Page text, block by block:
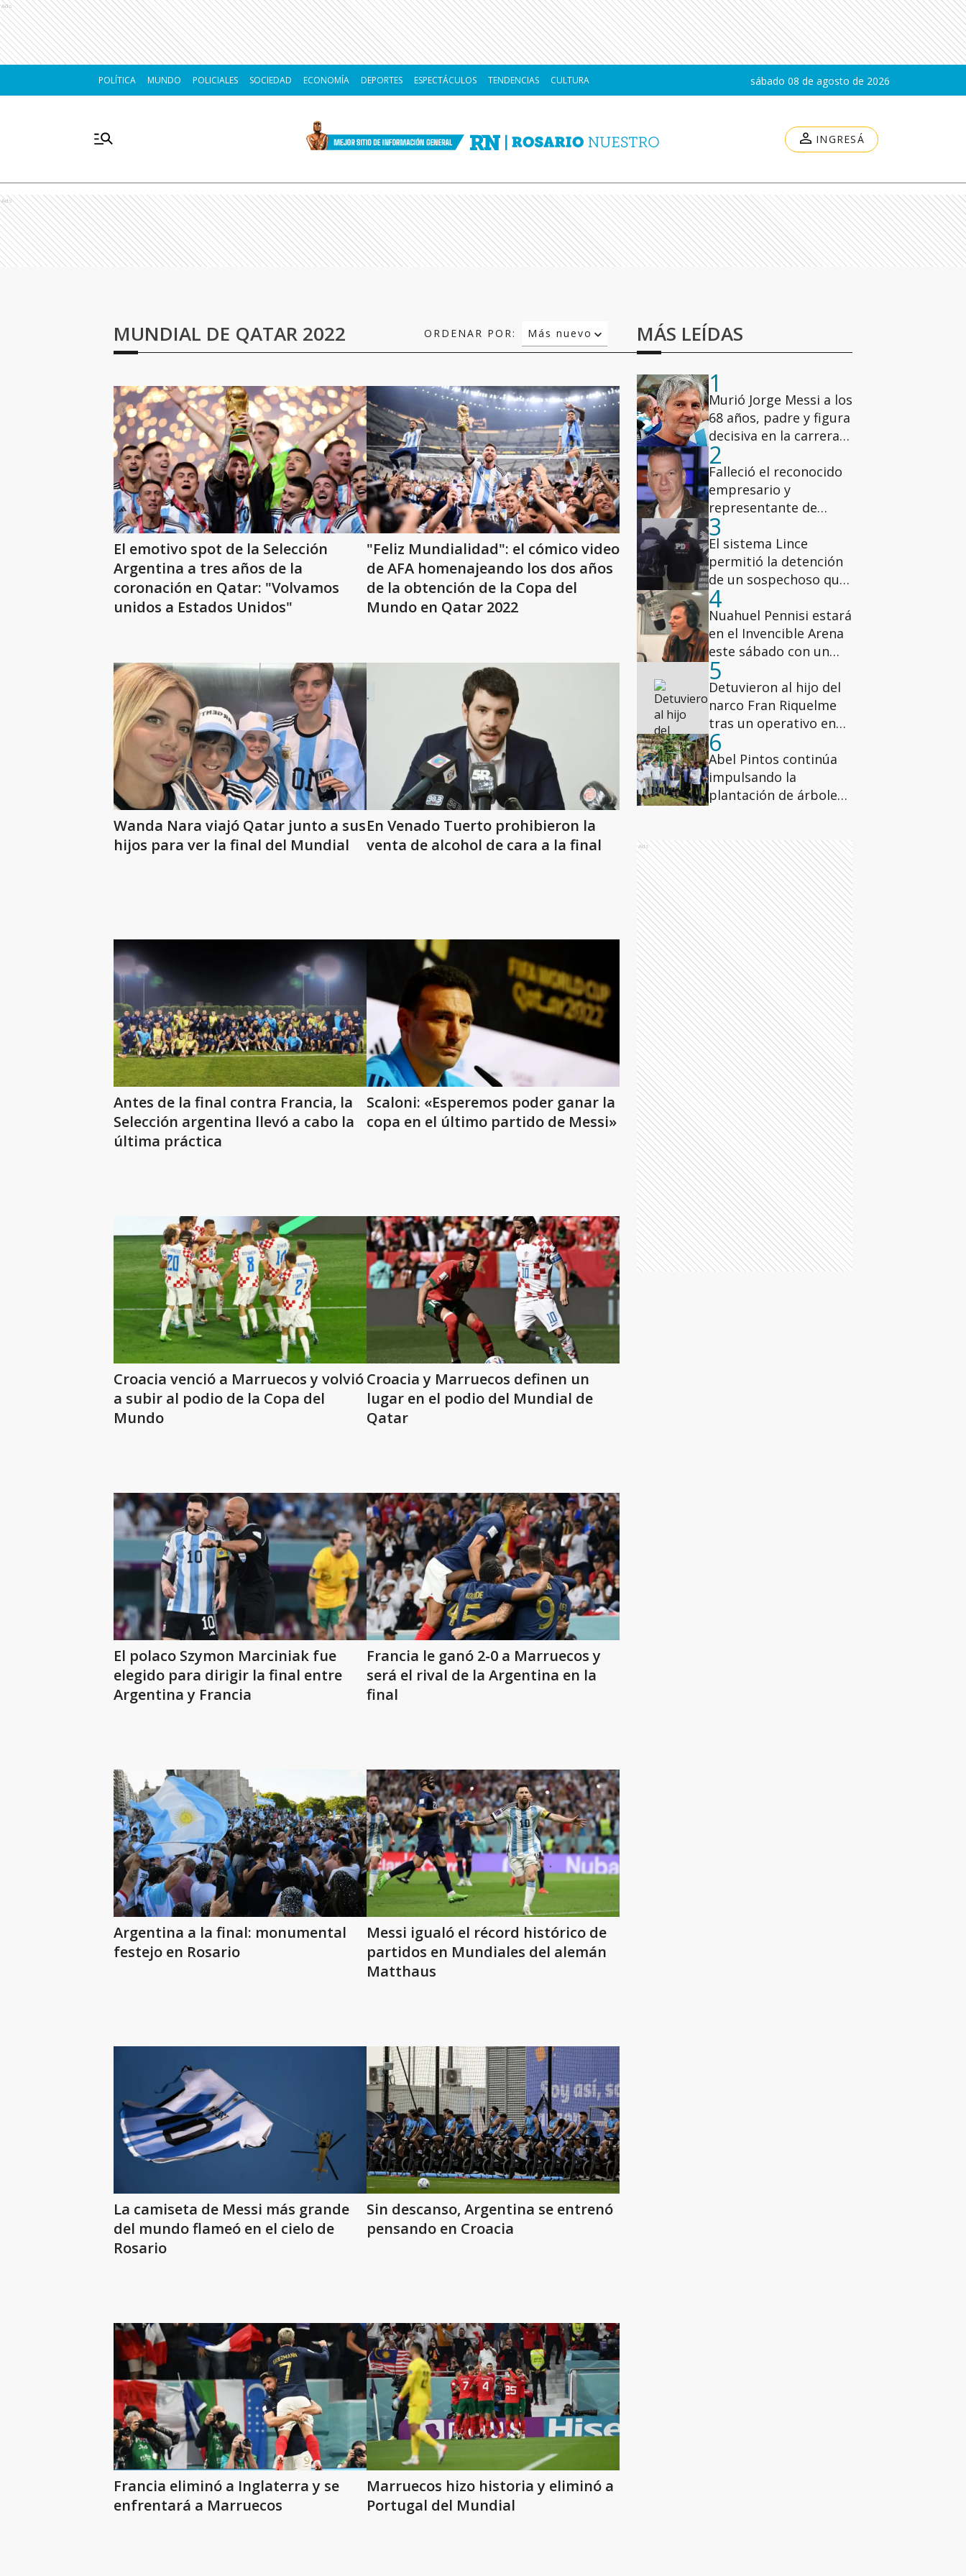
Ads
POLÍTICA MUNDO POLICIALES SOCIEDAD ECONOMÍA DEPORTES ESPECTÁCULOS TENDENCIAS CULTURA sábado 08 de agosto de 2026
INGRESÁ
Ads
MUNDIAL DE QATAR 2022 ORDENAR POR:
Más nuevo
Relevancia
El emotivo spot de la Selección
Argentina a tres años de la
coronación en Qatar: "Volvamos
unidos a Estados Unidos"
"Feliz Mundialidad": el cómico video
de AFA homenajeando los dos años
de la obtención de la Copa del
Mundo en Qatar 2022
Wanda Nara viajó Qatar junto a sus
hijos para ver la final del Mundial
En Venado Tuerto prohibieron la
venta de alcohol de cara a la final
Antes de la final contra Francia, la
Selección argentina llevó a cabo la
última práctica
Scaloni: «Esperemos poder ganar la
copa en el último partido de Messi»
Croacia venció a Marruecos y volvió
a subir al podio de la Copa del
Mundo
Croacia y Marruecos definen un
lugar en el podio del Mundial de
Qatar
El polaco Szymon Marciniak fue
elegido para dirigir la final entre
Argentina y Francia
Francia le ganó 2-0 a Marruecos y
será el rival de la Argentina en la
final
Argentina a la final: monumental
festejo en Rosario
Messi igualó el récord histórico de
partidos en Mundiales del alemán
Matthaus
La camiseta de Messi más grande
del mundo flameó en el cielo de
Rosario
Sin descanso, Argentina se entrenó
pensando en Croacia
Francia eliminó a Inglaterra y se
enfrentará a Marruecos
Marruecos hizo historia y eliminó a
Portugal del Mundial
MÁS LEÍDAS
1
Murió Jorge Messi a los
68 años, padre y figura
decisiva en la carrera
de Lionel
2
Falleció el reconocido
empresario y
representante de
modelos Leandro Rud
3
El sistema Lince
permitió la detención
de un sospechoso que
participó de un robo
millonario en la zona
oeste de Rosario
4
Nuahuel Pennisi estará
en el Invencible Arena
este sábado con un
show gratuito
5
Detuvieron al hijo del
narco Fran Riquelme
tras un operativo en
los Condominios del
Alto
6
Abel Pintos continúa
impulsando la
plantación de árboles
de Buenos Aires
Ads